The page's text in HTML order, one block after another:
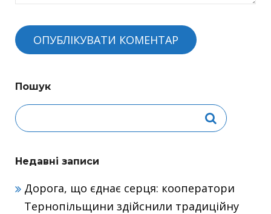
Пошук
Недавні записи
Дорога, що єднає серця: кооператори
Тернопільщини здійснили традиційну